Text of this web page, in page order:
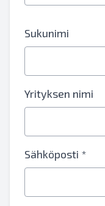
Sukunimi
Yrityksen nimi
Sähköposti *